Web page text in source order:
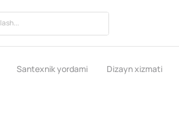
Santexnik yordami Dizayn xizmati